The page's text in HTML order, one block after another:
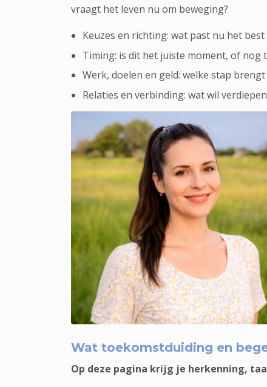
vraagt het leven nu om beweging?
Keuzes en richting: wat past nu het best
Timing: is dit het juiste moment, of nog
Werk, doelen en geld: welke stap
Relaties en verbinding: wat wil
Wat toekomstduiding en
Op deze pagina krijg je herkenning,